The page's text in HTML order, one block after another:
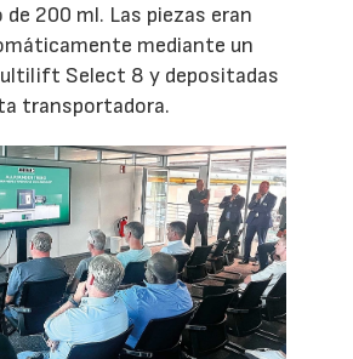
200 ml. Las piezas eran
mediante un
Select 8 y depositadas
transportadora.